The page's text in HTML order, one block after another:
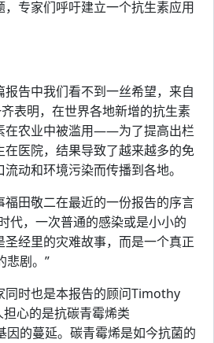
专家们呼吁建立一个抗生素应用
告中我们看不到一丝希望，来自
表明，在世界各地新增的抗生素
在农业中被滥用——为了提高出栏
医院，结果导致了越来越多的免
动和环境污染而传播到各地。
田敬二在最近的一份报告的序言
代，一次普通的感染或是小小的
经里的灾难故事，而是一个真正
悲剧。”
同时也是本报告的顾问Timothy
心的是抗碳青霉烯类
的蔓延。碳青霉烯是如今抗菌的